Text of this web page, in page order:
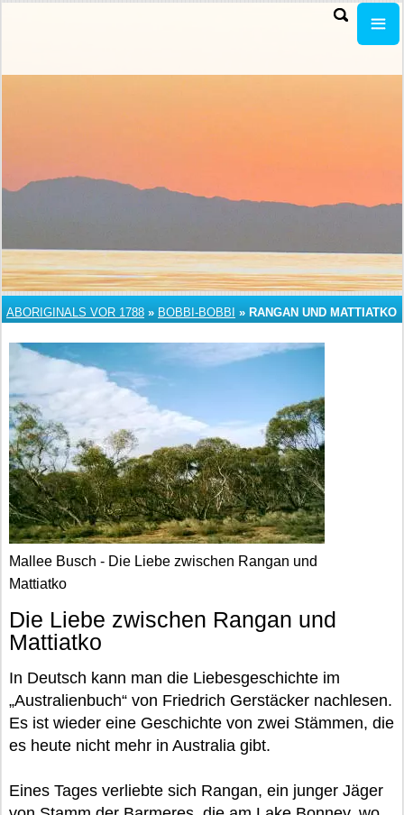
ABORIGINALS VOR 1788 » BOBBI-BOBBI » RANGAN UND MATTIATKO
Mallee Busch - Die Liebe zwischen Rangan und
Mattiatko
Die Liebe zwischen Rangan und
Mattiatko
In Deutsch kann man die Liebesgeschichte im
„Australienbuch“ von Friedrich Gerstäcker nachlesen.
Es ist wieder eine Geschichte von zwei Stämmen, die
es heute nicht mehr in Australia gibt.
Eines Tages verliebte sich Rangan, ein junger Jäger